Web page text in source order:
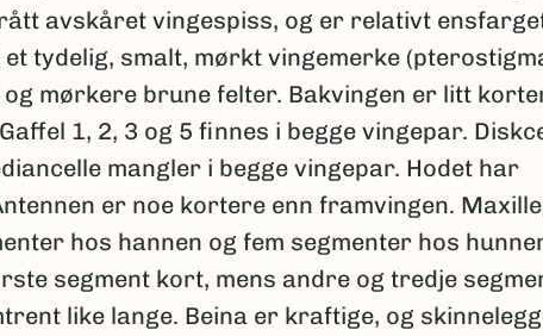
avskåret vingespiss, og er relativt
tydelig, smalt, mørkt vingemerke
og mørkere brune felter. Bakvingen er litt
1, 2, 3 og 5 finnes i begge vingepar.
mangler i begge vingepar. Hodet har
er noe kortere enn framvingen.
hos hannen og fem segmenter hos
segment kort, mens andre og tredje
like lange. Beina er kraftige, og